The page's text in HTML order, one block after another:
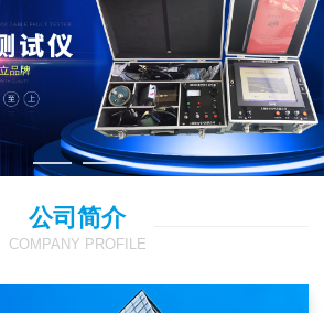
公司简介
COMPANY PROFILE